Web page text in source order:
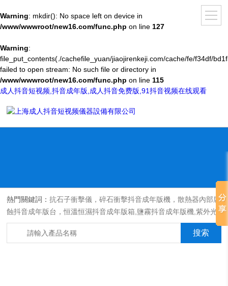
Warning: mkdir(): No space left on device in
/www/wwwroot/new16.com/func.php on line 127
Warning:
file_put_contents(./cachefile_yuan/jiaojirenkeji.com/cache/fe/f34df/
failed to open stream: No such file or directory in
/www/wwwroot/new16.com/func.php on line 115
成人抖音短视频,抖音成年版,成人抖音免费版,91抖音视频在线观看
熱門關鍵詞：抗石子衝擊儀，碎石衝擊抖音成年版機，散熱器內部腐
蝕抖音成年版台，恒溫恒濕抖音成年版箱,鹽霧抖音成年版機,紫外光
耐氣候老化抖音成年版箱,氙燈老化抖音成年版箱，沙塵抖音成年版
箱，淋雨抖音成年版箱，汽車內飾材料燃燒抖音成年版機